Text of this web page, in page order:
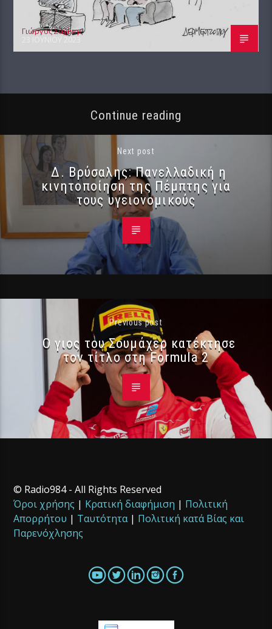
Γιώργος Σαχίνης
23 ΙΟΥΝΊΟΥ 2023
Continue reading
Next post
Δ. Βρύσαλης: Πανελλαδική η
κινητοποίηση της Πέμπτης για
τους υγειονομικούς
Previous post
Ο γιος του Σουμάχερ κατέκτησε
τον τίτλο στη Formula 2
© Radio984 - All Rights Reserved
Όροι χρήσης | Κρατική διαφήμιση | Πολιτική
Απορρήτου | Ταυτότητα| Πολιτική κατά Βίας και
Παρενόχλησης